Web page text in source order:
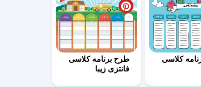
کلاسی
طرح برنامه کلاسی
فانتزی زیبا